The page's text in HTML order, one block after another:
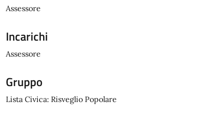
Assessore
Incarichi
Assessore
Gruppo
Lista Civica: Risveglio Popolare